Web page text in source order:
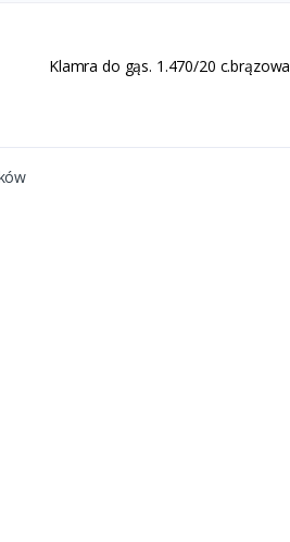
Klamra do gąs. 1.470/20 c.brązowa